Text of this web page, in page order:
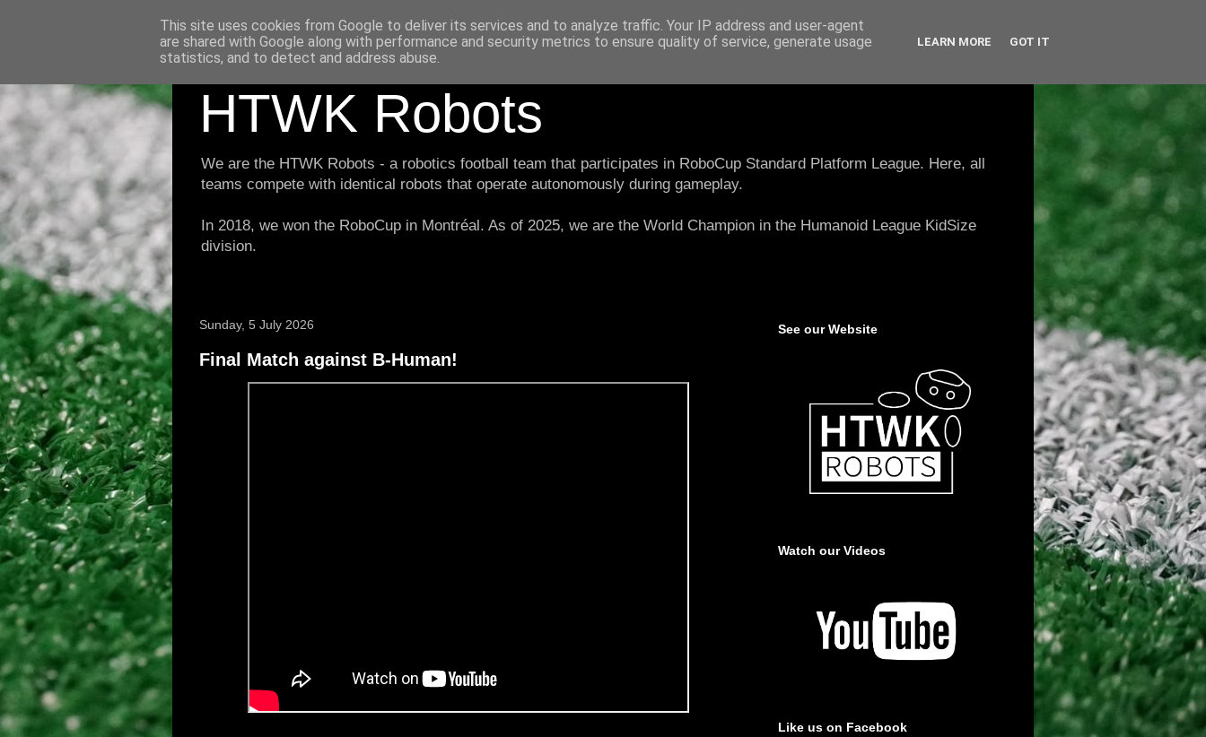
HTWK Robots
We are the HTWK Robots - a robotics football team that participates in RoboCup Standard Platform League. Here, all
teams compete with identical robots that operate autonomously during gameplay.
In 2018, we won the RoboCup in Montréal. As of 2025, we are the World Champion in the Humanoid League KidSize
division.
Sunday, 5 July 2026
Final Match against B-Human!
See our Website
Watch our Videos
Like us on Facebook
This site uses cookies from Google to deliver its services and to analyze traffic. Your IP address and user-agent
are shared with Google along with performance and security metrics to ensure quality of service, generate usage
statistics, and to detect and address abuse.
LEARN MORE GOT IT